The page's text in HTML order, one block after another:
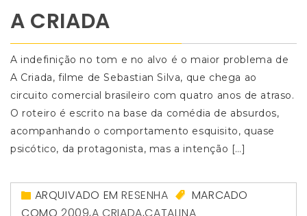
A CRIADA
A indefinição no tom e no alvo é o maior problema de
A Criada, filme de Sebastian Silva, que chega ao
circuito comercial brasileiro com quatro anos de atraso.
O roteiro é escrito na base da comédia de absurdos,
acompanhando o comportamento esquisito, quase
psicótico, da protagonista, mas a intenção […]
ARQUIVADO EMRESENHA
MARCADO